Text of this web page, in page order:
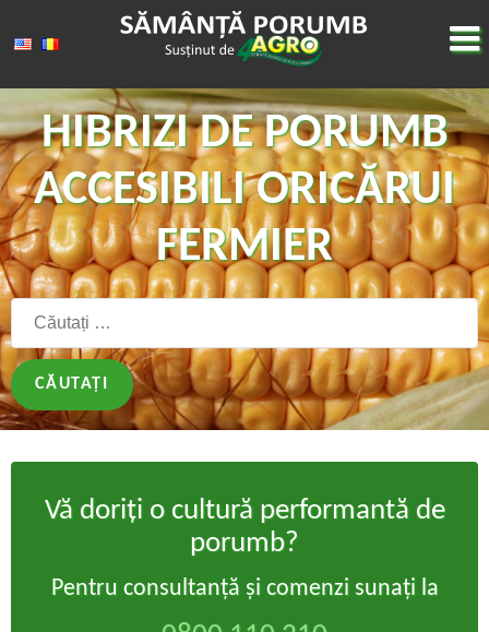
HIBRIZI DE PORUMB
ACCESIBILI ORICĂRUI
FERMIER
Căutați:
Vă doriți o cultură performantă de
porumb?
Pentru consultanță și comenzi sunați la